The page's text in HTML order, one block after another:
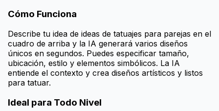
Cómo Funciona
Describe tu idea de ideas de tatuajes para parejas en el
cuadro de arriba y la IA generará varios diseños
únicos en segundos. Puedes especificar tamaño,
ubicación, estilo y elementos simbólicos. La IA
entiende el contexto y crea diseños artísticos y listos
para tatuar.
Ideal para Todo Nivel